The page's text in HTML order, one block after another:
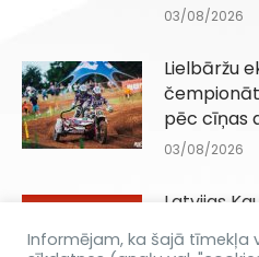
03/08/2026
Lielbāržu
pēc cīņas
03/08/2026
Latvijas
Q100,
Informējam, ka šajā tīmekļa